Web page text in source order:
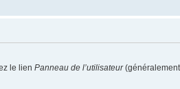
le lien Panneau de l’utilisateur(généralement